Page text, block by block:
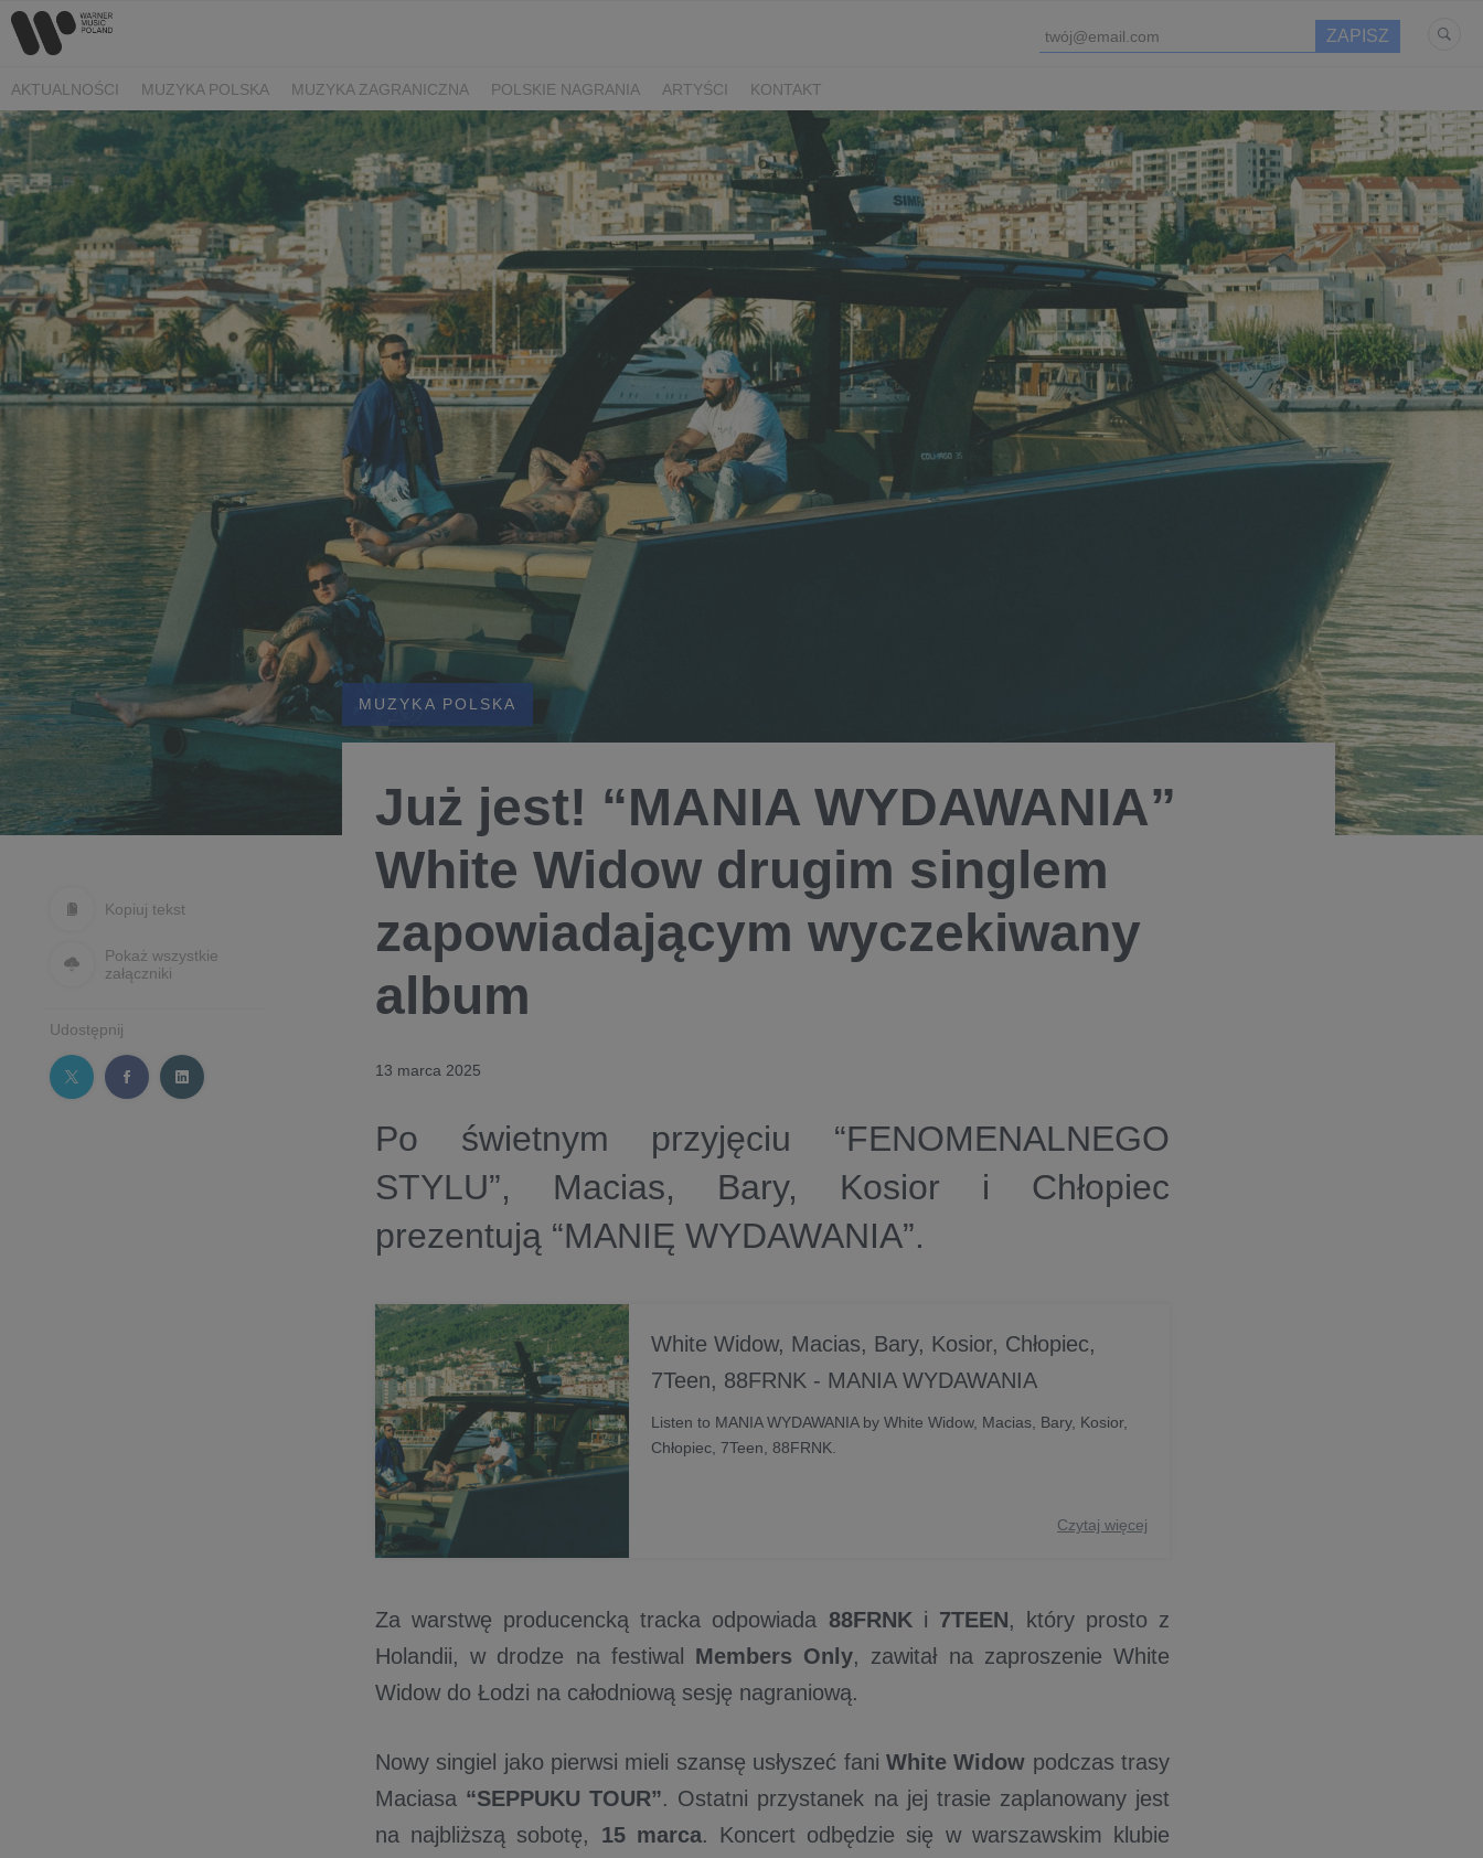
AKTUALNOŚCI MUZYKA POLSKA MUZYKA ZAGRANICZNA POLSKIE NAGRANIA ARTYŚCI KONTAKT
Kopiuj tekst
Pokaż wszystkie
załączniki
Udostępnij
MUZYKA POLSKA
Już jest! “MANIA WYDAWANIA”
White Widow drugim singlem
zapowiadającym wyczekiwany
album
13 marca 2025
Po świetnym przyjęciu “FENOMENALNEGO
STYLU”, Macias, Bary, Kosior i Chłopiec
prezentują “MANIĘ WYDAWANIA”.
White Widow, Macias, Bary, Kosior, Chłopiec,
7Teen, 88FRNK - MANIA WYDAWANIA
Listen to MANIA WYDAWANIA by White Widow, Macias, Bary, Kosior,
Chłopiec, 7Teen, 88FRNK.
Czytaj więcej
Za warstwę producencką tracka odpowiada 88FRNKi 7TEEN, który prosto z
Holandii, w drodze na festiwal Members Only, zawitał na zaproszenie White
Widow do Łodzi na całodniową sesję nagraniową.
Nowy singiel jako pierwsi mieli szansę usłyszeć fani White Widow podczas trasy
Maciasa “SEPPUKU TOUR”. Ostatni przystanek na jej trasie zaplanowany jest
na najbliższą sobotę, 15 marca. Koncert odbędzie się w warszawskim klubie